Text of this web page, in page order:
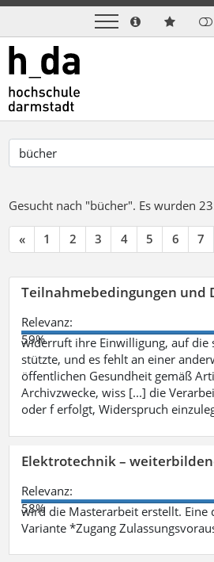
Gesucht nach "bücher". Es wurden
« 1 2 3 4 5 6 7
Teilnahmebedingungen und
Relevanz:
59%
widerruft ihre Einwilligung, auf die
stützte, und es fehlt an einer
öffentlichen Gesundheit gemäß
Archivzwecke, wiss [...] die
oder f erfolgt, Widerspruch
Elektrotechnik –
Relevanz:
58%
wird die Masterarbeit erstellt.
Variante *Zugang